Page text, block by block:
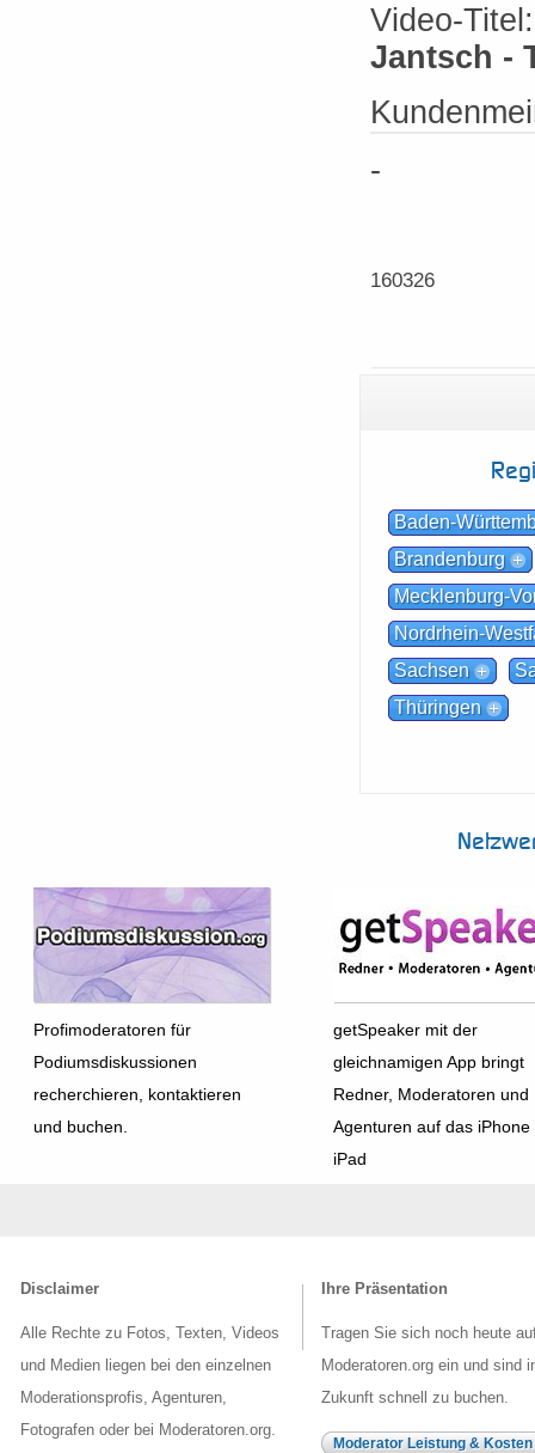
Video-
Jantsch -
-
160326
Baden-
Brandenburg
Mecklenburg-
Nordrhein-
Sachsen
Thüringen
Profimoderatoren für
Podiumsdiskussionen
recherchieren, kontaktieren
und buchen.
getSpeaker mit der
gleichnamigen App bringt
Redner, Moderatoren und
Agenturen auf das iPhone
iPad
Disclaimer
Alle Rechte zu Fotos, Texten, Videos
und Medien liegen bei den einzelnen
Moderationsprofis, Agenturen,
Fotografen oder bei Moderatoren.org.
Ihre Präsentation
Tragen Sie sich noch heute
Moderatoren.org ein und sind
Zukunft schnell zu buchen.
Moderator Leistung & Kosten